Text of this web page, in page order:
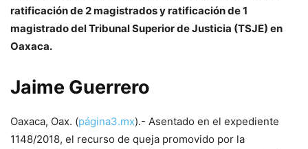
ratificación de 2 magistrados y ratificación de 1
magistrado del Tribunal Superior de Justicia (TSJE) en
Oaxaca.
Jaime Guerrero
Oaxaca, Oax. (página3.mx).- Asentado en el expediente
1148/2018, el recurso de queja promovido por la